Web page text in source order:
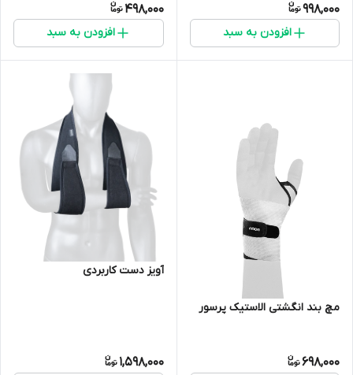
998,000
افزودن به سبد
498,000
افزودن به سبد
مچ بند انگشتی الاستیک پرسور
698,000
آویز دست کاربردی
1,598,000